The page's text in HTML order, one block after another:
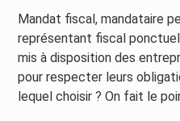
Mandat fiscal, mandataire
représentant fiscal
mis à disposition des
pour respecter leurs
lequel choisir ? On fait le